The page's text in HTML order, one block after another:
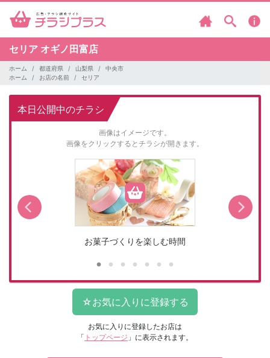
セリア オギノ田富店
ホーム 都道府県 山梨県
中央市
ホーム
お店の名前 セリア
本日公開中のチラシ
画像はイメージです。
画像をクリックするとチラシが開きます。
お菓子づくりを楽しむ時間
お気に入りに登録したお店は
「 トップページ 」に表示されます。